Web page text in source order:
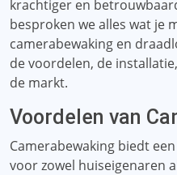
krachtiger en
besproken we alles wat je
camerabewaking en
de voordelen, de
de markt.
Voordelen van
Camerabewaking biedt
voor zowel huiseigenaren